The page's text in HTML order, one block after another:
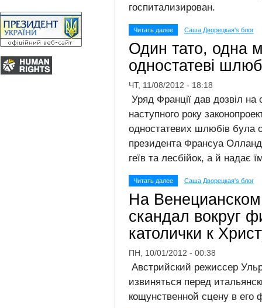
госпитализирован.
Саша Дворецкая's блог
Читать далее
Один тато, одна
одностатеві
ЧТ, 11/08/2012 - 18:18
Уряд Франції дав дозвіл
наступного року
одностатевих шлюбів була
президента Франсуа
геїв та лесбійок, а й надає
Саша Дворецкая's блог
Читать далее
На
скандал вокруг
католички к
ПН, 10/01/2012 - 00:38
Австрийский режиссер
извиняться перед
кощунственной сцену в